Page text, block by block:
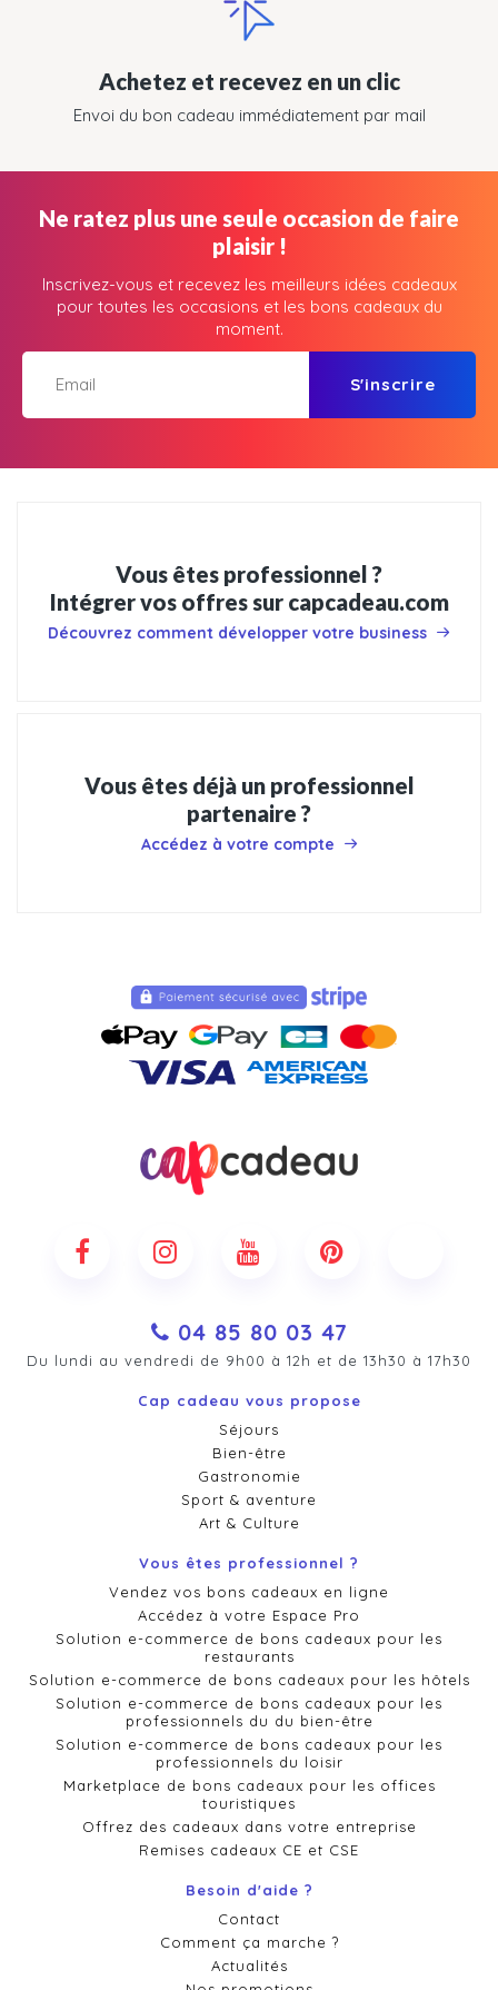
Achetez et recevez en un clic
Envoi du bon cadeau immédiatement par mail
Ne ratez plus une seule occasion de faire
plaisir !
Inscrivez-vous et recevez les meilleurs idées cadeaux
pour toutes les occasions et les bons cadeaux du
moment.
S'inscrire
Vous êtes professionnel ?
Intégrer vos offres sur capcadeau.com
Découvrez comment développer votre business
Vous êtes déjà un professionnel
partenaire ?
Accédez à votre compte
04 85 80 03 47
Du lundi au vendredi de 9h00 à 12h et de 13h30 à 17h30
Cap cadeau vous propose
Séjours
Bien-être
Gastronomie
Sport & aventure
Art & Culture
Vous êtes professionnel ?
Vendez vos bons cadeaux en ligne
Accédez à votre Espace Pro
Solution e-commerce de bons cadeaux pour les
restaurants
Solution e-commerce de bons cadeaux pour les hôtels
Solution e-commerce de bons cadeaux pour les
professionnels du du bien-être
Solution e-commerce de bons cadeaux pour les
professionnels du loisir
Marketplace de bons cadeaux pour les offices
touristiques
Offrez des cadeaux dans votre entreprise
Remises cadeaux CE et CSE
Besoin d'aide ?
Contact
Comment ça marche ?
Actualités